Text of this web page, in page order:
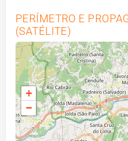
PERÍMETRO E
(SATÉLITE)
+
−